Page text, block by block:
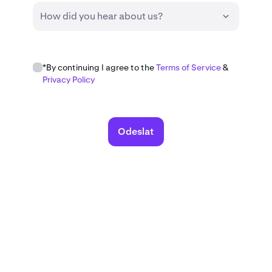
How did you hear about us?
*By continuing I agree to theTerms of Service&
Privacy Policy
Odeslat